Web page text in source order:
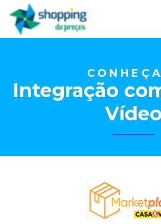
Integração
Vídeo